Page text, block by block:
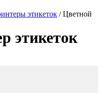
этикеток /Цветной
этикеток